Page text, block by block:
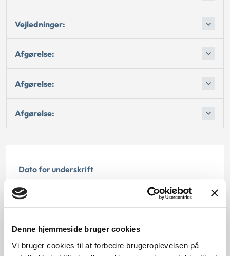
Denne hjemmeside bruger cookies
Vi bruger cookies til at forbedre brugeroplevelsen på
Vejledninger:
Afgørelse:
Afgørelse:
Afgørelse:
Dato for underskrift
15.04.1988